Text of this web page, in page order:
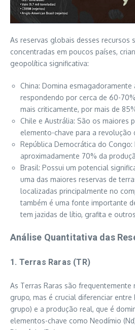
As reservas globais desses recursos
concentradas em poucos países,
geopolítica significativa:
China: Domina esmagadoramente
respondendo por cerca de 60-
mais criticamente, por mais de
Chile e Austrália: São os maiores
elemento-chave para a revolução
República Democrática do Congo:
aproximadamente 70% da
Brasil: Possui um potencial
uma das maiores reservas de
localizadas principalmente no
também é uma fonte importante
tem jazidas de lítio, grafita e
Análise Quantitativa das
1. Terras Raras (TR)
As Terras Raras são frequentemente
grupo, mas é crucial diferenciar
grupo) e a produção real, que é
elementos-chave como Neodímio